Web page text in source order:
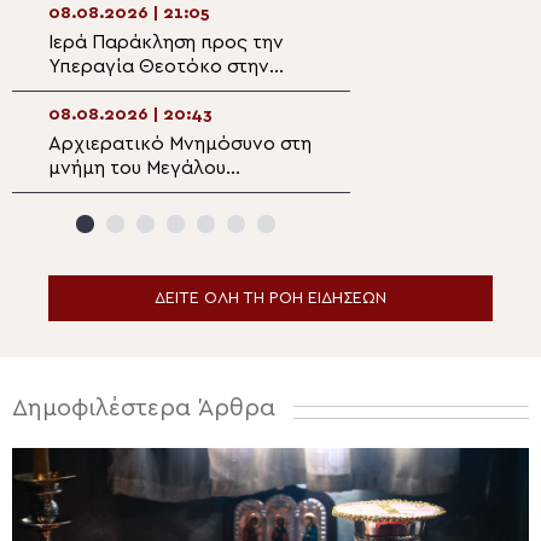
08.08.2026 | 21:05
Ιερά Παράκληση προς την
Υπεραγία Θεοτόκο στην
Πολυθέα Πεδιάδος
08.08.2026 | 20:43
Αρχιερατικό Μνημόσυνο στη
μνήμη του Μεγάλου
Ευεργέτου των Κυθήρων
Νικολάου Τριφύλλη
ΔΕΙΤΕ ΟΛΗ ΤΗ ΡΟΗ ΕΙΔΗΣΕΩΝ
Δημοφιλέστερα Άρθρα